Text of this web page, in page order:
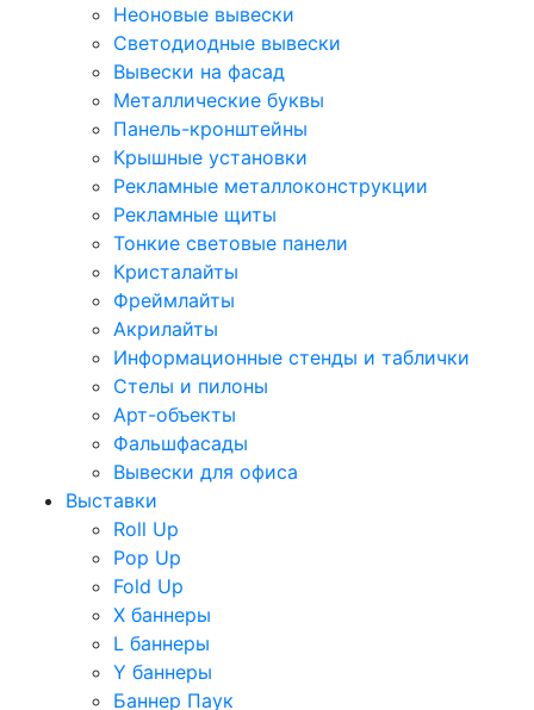
Неоновые вывески
Светодиодные вывески
Вывески на фасад
Металлические буквы
Панель-кронштейны
Крышные установки
Рекламные металлоконструкции
Рекламные щиты
Тонкие световые панели
Кристалайты
Фреймлайты
Акрилайты
Информационные стенды и таблички
Стелы и пилоны
Арт-объекты
Фальшфасады
Вывески для офиса
Выставки
Roll Up
Pop Up
Fold Up
Х баннеры
L баннеры
Y баннеры
Баннер Паук